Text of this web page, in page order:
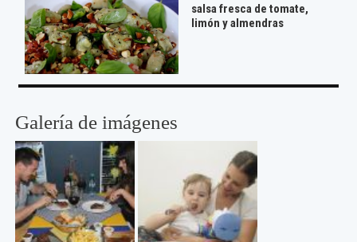
salsa fresca de tomate,
limón y almendras
Galería de imágenes